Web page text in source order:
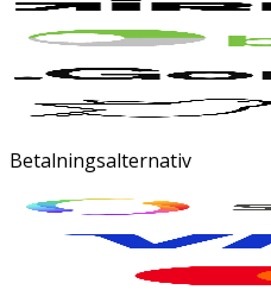
Betalningsalternativ